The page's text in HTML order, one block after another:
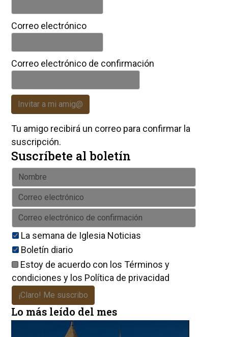
Correo electrónico
Correo electrónico de confirmación
Invitar a mi amig@
Tu amigo recibirá un correo para confirmar la
suscripción.
Suscríbete al boletín
La semana de Iglesia Noticias
Boletín diario
Estoy de acuerdo con los Términos y
condiciones y los Política de privacidad
¡Claro! Me suscribo
Lo más leído del mes